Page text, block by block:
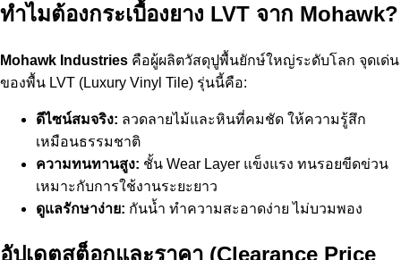
ทำไมต้องกระเบื้องยาง LVT จาก Mohawk?
Mohawk Industries คือผู้ผลิตวัสดุปูพื้นยักษ์ใหญ่ระดับโลก จุดเด่น
ของพื้น LVT (Luxury Vinyl Tile) รุ่นนี้คือ:
ดีไซน์สมจริง: ลวดลายไม้และหินที่คมชัด ให้ความรู้สึก
เหมือนธรรมชาติ
ความทนทานสูง: ชั้น Wear Layer แข็งแรง ทนรอยขีดข่วน
เหมาะกับการใช้งานระยะยาว
ดูแลรักษาง่าย: กันน้ำ ทำความสะอาดง่าย ไม่บวมพอง
อัปเดตสต็อกและราคา (Clearance Price